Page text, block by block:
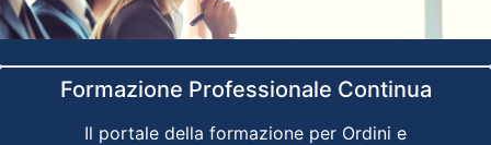
Formazione Professionale Continua
Il portale della formazione per Ordini e